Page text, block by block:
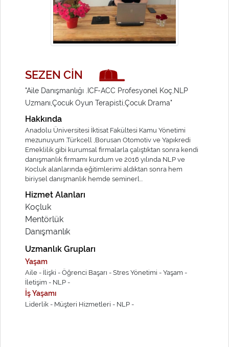
SEZEN CİN
"Aile Danışmanlığı .ICF-ACC Profesyonel Koç,NLP
Uzmanı,Çocuk Oyun Terapisti,Çocuk Drama"
Hakkında
Anadolu Üniversitesi İktisat Fakültesi Kamu Yönetimi
mezunuyum .Türkcell ,Borusan Otomotiv ve Yapıkredi
Emeklilik gibi kurumsal firmalarla çalıştıktan sonra kendi
danışmanlık firmamı kurdum ve 2016 yılında NLP ve
Kocluk alanlarında eğitimlerimi aldıktan sonra hem
biriysel danışmanlık hemde seminerl...
Hizmet Alanları
Koçluk
Mentörlük
Danışmanlık
Uzmanlık Grupları
Yaşam
Aile - İlişki - Öğrenci Başarı - Stres Yönetimi - Yaşam -
İletişim - NLP -
İş Yaşamı
Liderlik - Müşteri Hizmetleri - NLP -